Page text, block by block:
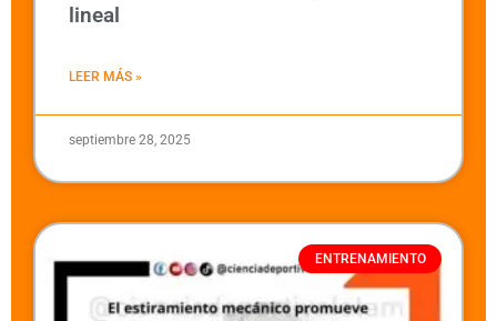
lineal
LEER MÁS »
septiembre 28, 2025
ENTRENAMIENTO